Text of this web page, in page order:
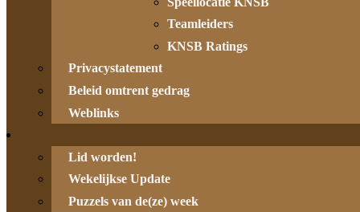
Teamleiders
KNSB Ratings
Privacystatement
Beleid omtrent gedrag
Weblinks
Lid worden!
Wekelijkse Update
Puzzels van de(ze) week